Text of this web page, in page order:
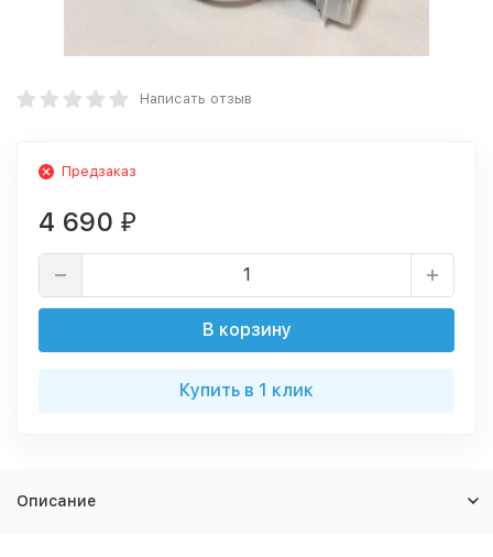
Написать отзыв
Предзаказ
4 690 ₽
В корзину
Купить в 1 клик
Описание